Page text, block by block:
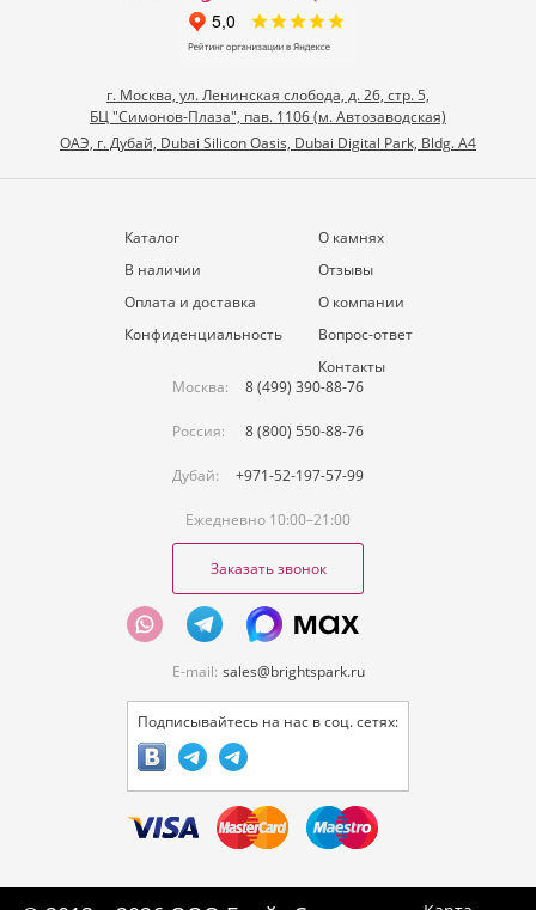
г. Москва, ул. Ленинская слобода, д. 26, стр. 5,
БЦ "Симонов-Плаза", пав. 1106 (м. Автозаводская)
ОАЭ, г. Дубай, Dubai Silicon Oasis, Dubai Digital Park, Bldg. A4
Каталог
В наличии
Оплата и доставка
Конфиденциальность
О камнях
Отзывы
О компании
Вопрос-ответ
Контакты
Москва:
8 (499) 390-88-76
Россия: 8 (800) 550-88-76
Дубай: +971-52-197-57-99
Ежедневно 10:00–21:00
Заказать звонок
E-mail: sales@brightspark.ru
Подписывайтесь на нас в соц. сетях: